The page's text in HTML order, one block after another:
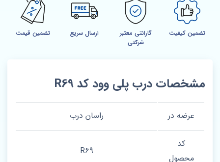
تضمین کیفیت
گارانتی معتبر
شرکتی
ارسال سریع تضمین قیمت
مشخصات درب پلی وود کد R69
عرضه در راسان درب
کد
محصول
R69